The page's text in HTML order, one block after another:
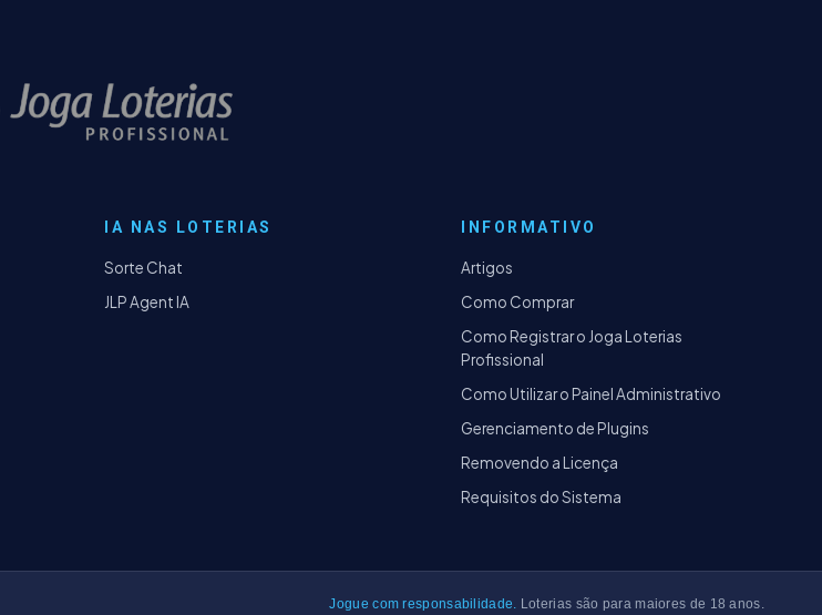
IA NAS LOTERIAS
Sorte Chat
JLP Agent IA
INFORMATIVO
Artigos
Como Comprar
Como Registrar o Joga Loterias
Profissional
Como Utilizar o Painel Administrativo
Gerenciamento de Plugins
Removendo a Licença
Requisitos do Sistema
Jogue com responsabilidade. Loterias são para maiores de 18 anos.